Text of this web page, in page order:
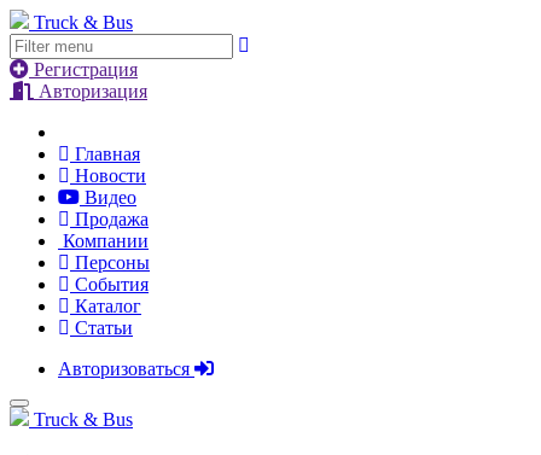
Truck & Bus
Регистрация
Авторизация
Главная
Новости
Видео
Продажа
Компании
Персоны
События
Каталог
Статьи
Авторизоваться
Truck & Bus